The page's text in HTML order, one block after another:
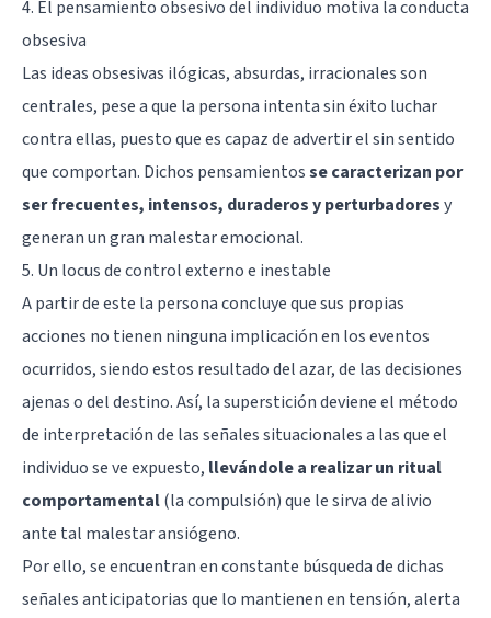
4. El pensamiento obsesivo del individuo motiva la conducta
obsesiva
Las ideas obsesivas ilógicas, absurdas, irracionales son
centrales, pese a que la persona intenta sin éxito luchar
contra ellas, puesto que es capaz de advertir el sin sentido
que comportan. Dichos pensamientosse caracterizan por
ser frecuentes, intensos, duraderos y perturbadoresy
generan un gran malestar emocional.
5. Un locus de control externo e inestable
A partir de este la persona concluye que sus propias
acciones no tienen ninguna implicación en los eventos
ocurridos, siendo estos resultado del azar, de las decisiones
ajenas o del destino. Así, la superstición deviene el método
de interpretación de las señales situacionales a las que el
individuo se ve expuesto, llevándole a realizar un ritual
comportamental(la compulsión) que le sirva de alivio
ante tal malestar ansiógeno.
Por ello, se encuentran en constante búsqueda de dichas
señales anticipatorias que lo mantienen en tensión, alerta